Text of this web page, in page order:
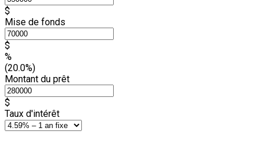
$
Mise de fonds
$
%
(20.0%)
Montant du prêt
$
Taux d'intérêt